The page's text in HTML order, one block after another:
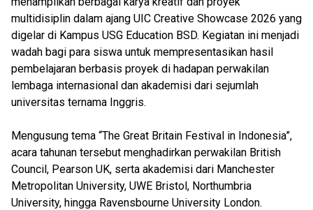
multidisiplin dalam ajang UIC Creative Showcase 2026 yang
digelar di Kampus USG Education BSD. Kegiatan ini menjadi
wadah bagi para siswa untuk mempresentasikan hasil
pembelajaran berbasis proyek di hadapan perwakilan
lembaga internasional dan akademisi dari sejumlah
universitas ternama Inggris.
Mengusung tema “The Great Britain Festival in Indonesia”,
acara tahunan tersebut menghadirkan perwakilan British
Council, Pearson UK, serta akademisi dari Manchester
Metropolitan University, UWE Bristol, Northumbria
University, hingga Ravensbourne University London.